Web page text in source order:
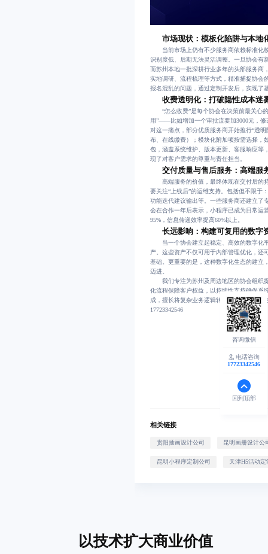
市场现状：模板化陷阱与本地
当前市场上仍有不少服务商依赖标准化模
识别度低、后期无法灵活调整。一旦协会有
而苏州本地一批深耕行业多年的头部服务商
实地调研、流程梳理等方式，精准捕捉协会
报名混乱的问题，通过定制开发后，实现了
收费透明化：打破隐性成本迷
“怎么收费”是每个协会在决策前最关心的
用”——比如增加一个审批流要加3000元，
对这一痛点，部分优质服务商开始推行“透
布、在线缴费）；模块化附加项按需选择，
包，涵盖系统维护、版本更新、客服响应等
现了对客户需求的尊重与责任担当。
交付质量与售后服务：高端服
高端服务的价值，最终体现在交付后的持
要关注“上线后”的运维支持。包括但不限于
功能迭代建议输出等。一些服务商还建立了
会在合作一年后表示，小程序已成为日常运
95%，信息传递效率提高60%以上。
长远影响：构建可复用的数字
当一个协会建立起稳定、高效的数字化平
产。这些资产不仅可用于内部管理优化，还
基础。更重要的是，这种数字化生态的建立
迈进。
我们专注为苏州及周边地区的协会组织提
化流程保障客户权益，以持续性支持确保系
成，擅长将复杂业务逻辑转化为简洁可用的
17723342546
相关链接
贵阳插画设计公司 昆明画册设计公
昆明小程序定制公司 天津H5活动定
电话咨询
17723342546
回到顶部
以技术扩大商业价值